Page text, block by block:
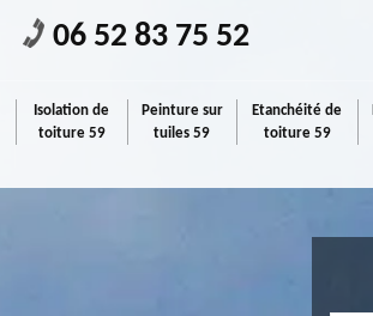
06 52 83 75 52
Isolation de
toiture 59
Peinture sur
tuiles 59
Etanchéité de
toiture 59